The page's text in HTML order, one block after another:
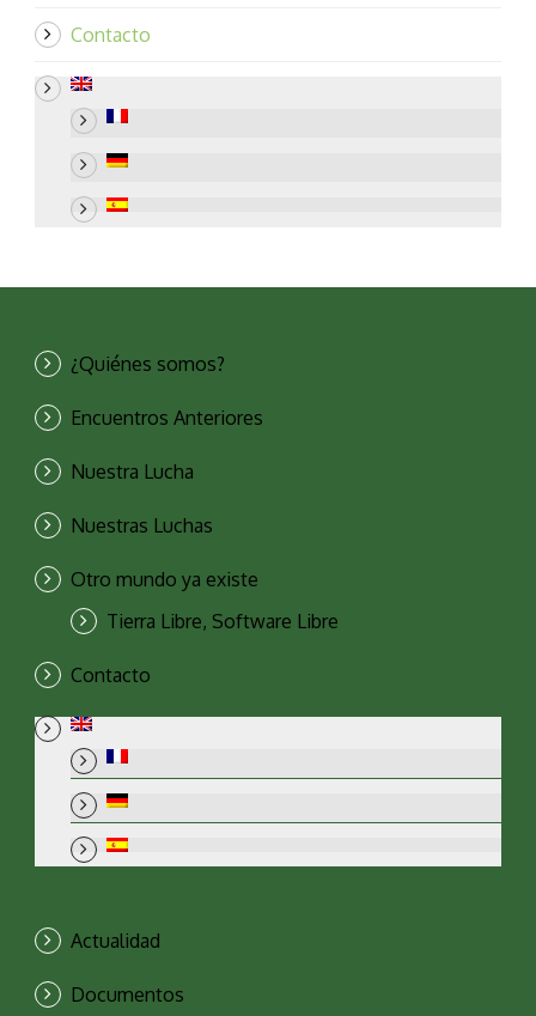
Contacto
¿Quiénes somos?
Encuentros Anteriores
Nuestra Lucha
Nuestras Luchas
Otro mundo ya existe
Tierra Libre, Software Libre
Contacto
Actualidad
Documentos